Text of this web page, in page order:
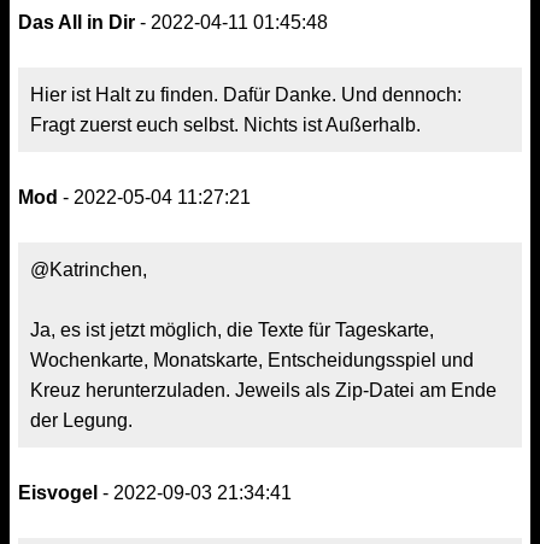
Das All in Dir - 2022-04-11 01:45:48
Hier ist Halt zu finden. Dafür Danke. Und dennoch:
Fragt zuerst euch selbst. Nichts ist Außerhalb.
Mod - 2022-05-04 11:27:21
@Katrinchen,
Ja, es ist jetzt möglich, die Texte für Tageskarte,
Wochenkarte, Monatskarte, Entscheidungsspiel und
Kreuz herunterzuladen. Jeweils als Zip-Datei am Ende
der Legung.
Eisvogel - 2022-09-03 21:34:41